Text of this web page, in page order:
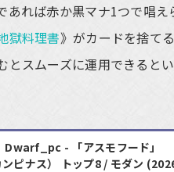
れば赤か黒マナ1つで唱
獄料理書》がカードを捨て
スムーズに運用できると
Dwarf_pc - 「アスモフード」
ピナス） トップ8 / モダン